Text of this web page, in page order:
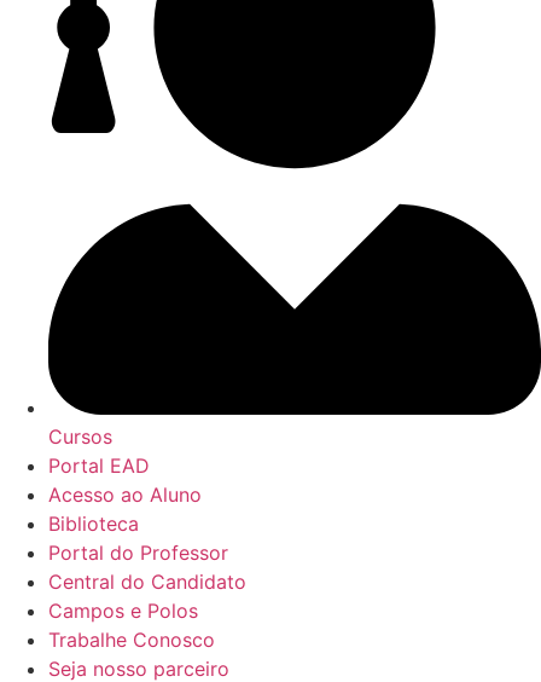
Cursos
Portal EAD
Acesso ao Aluno
Biblioteca
Portal do Professor
Central do Candidato
Campos e Polos
Trabalhe Conosco
Seja nosso parceiro